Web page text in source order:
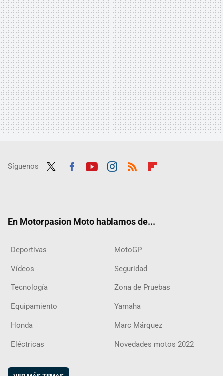
Síguenos
En Motorpasion Moto hablamos de...
Deportivas MotoGP
Vídeos Seguridad
Tecnología Zona de Pruebas
Equipamiento Yamaha
Honda Marc Márquez
Eléctricas Novedades motos 2022